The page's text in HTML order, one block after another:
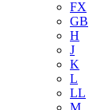
FX
GB
H
J
K
L
LL
M